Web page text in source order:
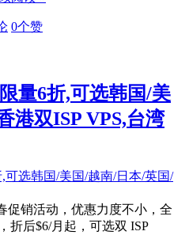
0个赞
量6折,可选韩国/美
港双ISP VPS,台湾
促销活动，优惠力度不小，全
折后$6/月起，可选双 ISP